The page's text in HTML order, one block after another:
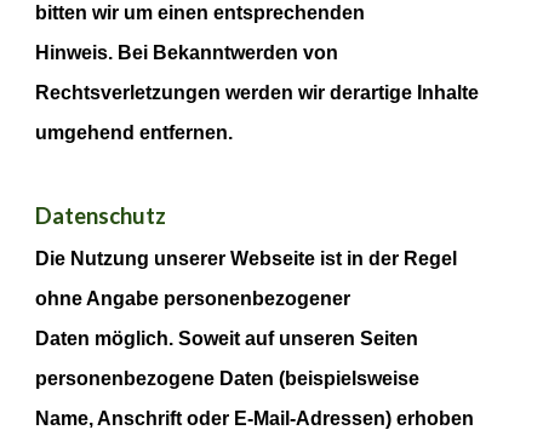
bitten wir um einen entsprechenden
Hinweis. Bei Bekanntwerden von
Rechtsverletzungen werden wir derartige Inhalte
umgehend entfernen.
Datenschutz
Die Nutzung unserer Webseite ist in der Regel
ohne Angabe personenbezogener
Daten möglich. Soweit auf unseren Seiten
personenbezogene Daten (beispielsweise
Name, Anschrift oder E-Mail-Adressen) erhoben